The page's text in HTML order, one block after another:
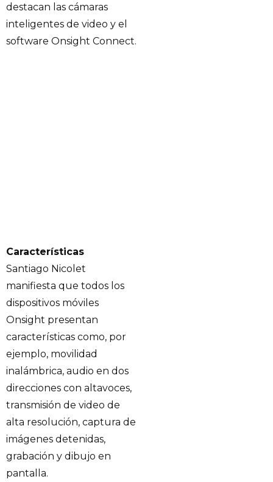
destacan las cámaras
inteligentes de video y el
software Onsight Connect.
Características
Santiago Nicolet
manifiesta que todos los
dispositivos móviles
Onsight presentan
características como, por
ejemplo, movilidad
inalámbrica, audio en dos
direcciones con altavoces,
transmisión de video de
alta resolución, captura de
imágenes detenidas,
grabación y dibujo en
pantalla.